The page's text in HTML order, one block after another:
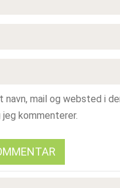
navn, mail og websted i
kommenterer.